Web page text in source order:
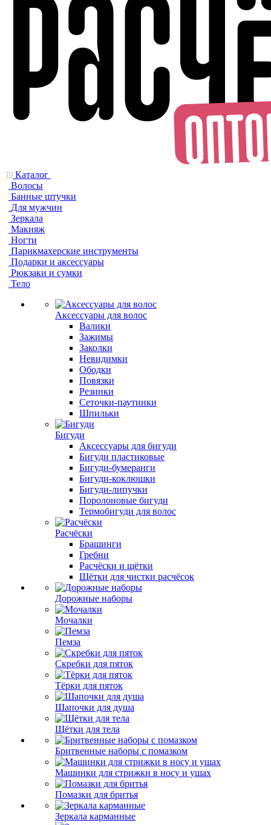
Каталог
Волосы
Банные штучки
Для мужчин
Зеркала
Макияж
Ногти
Парикмахерские инструменты
Подарки и аксессуары
Рюкзаки и сумки
Тело
Аксессуары для волос
Валики
Зажимы
Заколки
Невидимки
Ободки
Повязки
Резинки
Сеточки-паутинки
Шпильки
Бигуди
Аксессуары для бигуди
Бигуди пластиковые
Бигуди-бумеранги
Бигуди-коклюшки
Бигуди-липучки
Поролоновые бигуди
Термобигуди для волос
Расчёски
Брашинги
Гребни
Расчёски и щётки
Щётки для чистки расчёсок
Дорожные наборы
Мочалки
Пемза
Скребки для пяток
Тёрки для пяток
Шапочки для душа
Щётки для тела
Бритвенные наборы с помазком
Машинки для стрижки в носу и ушах
Помазки для бритья
Зеркала карманные